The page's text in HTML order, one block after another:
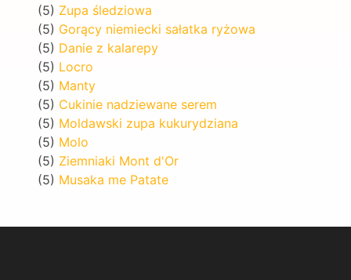
(5) Zupa śledziowa
(5) Gorący niemiecki sałatka ryżowa
(5) Danie z kalarepy
(5) Locro
(5) Manty
(5) Cukinie nadziewane serem
(5) Moldawski zupa kukurydziana
(5) Molo
(5) Ziemniaki Mont d'Or
(5) Musaka me Patate